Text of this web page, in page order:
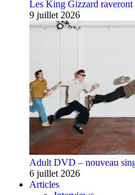
Les King Gizzard raveront
9 juillet 2026
Adult DVD – nouveau
6 juillet 2026
Articles